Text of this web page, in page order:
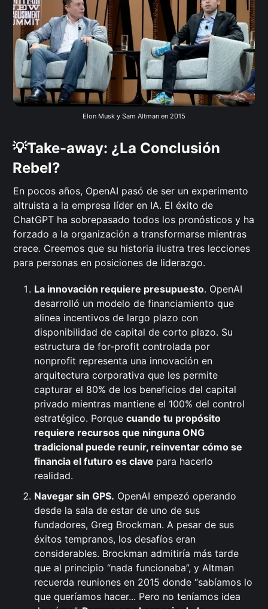
Elon Musk y Sam Altman en 2015
💡Take-away: ¿La Conclusión
Rebel?
En pocos años, OpenAI pasó de ser un experimento
altruista a la empresa líder en IA. El éxito de
ChatGPT ha sobrepasado todos los pronósticos y ha
forzado a la organización a transformarse mientras
crece. Creemos que su historia ilustra tres lecciones
para personas en posiciones de liderazgo.
La innovación requiere presupuesto. OpenAI
desarrolló un modelo de financiamiento que
alinea incentivos de largo plazo con
disponibilidad de capital de corto plazo. Su
estructura de for-profit controlada por
nonprofit representa una innovación en
arquitectura corporativa que les permite
capturar el 80% de los beneficios del capital
privado mientras mantiene el 100% del control
estratégico. Porquecuando tu propósito
requiere recursos que ninguna ONG
tradicional puede reunir, reinventar cómo se
financia el futuro es clave para hacerlo
realidad.
Navegar sin GPS. OpenAI empezó operando
desde la sala de estar de uno de sus
fundadores, Greg Brockman. A pesar de sus
éxitos tempranos, los desafíos eran
considerables. Brockman admitiría más tarde
que al principio “nada funcionaba”, y Altman
recuerda reuniones en 2015 donde “sabíamos lo
que queríamos hacer... Pero no teníamos idea